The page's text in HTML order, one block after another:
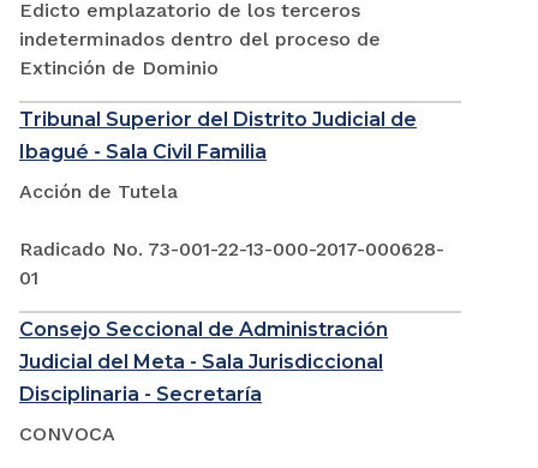
Edicto emplazatorio de los terceros
indeterminados dentro del proceso de
Extinción de Dominio
Tribunal Superior del Distrito Judicial de
Ibagué - Sala Civil Familia
Acción de Tutela
Radicado No. 73-001-22-13-000-2017-000628-
01
Consejo Seccional de Administración
Judicial del Meta - Sala Jurisdiccional
Disciplinaria - Secretaría
CONVOCA